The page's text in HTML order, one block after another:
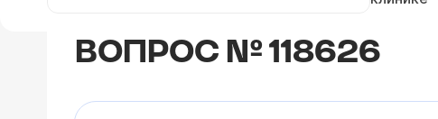
ВОПРОС № 118626